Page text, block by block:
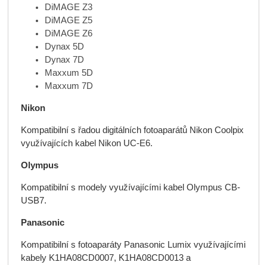
DiMAGE Z3
DiMAGE Z5
DiMAGE Z6
Dynax 5D
Dynax 7D
Maxxum 5D
Maxxum 7D
Nikon
Kompatibilní s řadou digitálních fotoaparátů Nikon Coolpix
využívajících kabel Nikon UC-E6.
Olympus
Kompatibilní s modely využívajícími kabel Olympus CB-
USB7.
Panasonic
Kompatibilní s fotoaparáty Panasonic Lumix využívajícími
kabely K1HA08CD0007, K1HA08CD0013 a